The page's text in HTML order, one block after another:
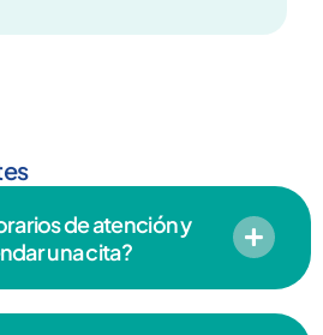
de atención y
una cita?